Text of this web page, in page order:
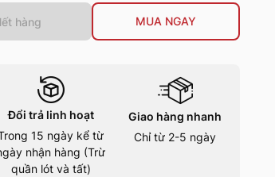
hàng MUA NGAY
Đổi trả linh hoạt
15 ngày kể từ
nhận hàng (Trừ
quần lót và tất)
Giao hàng nhanh
Chỉ từ 2-5 ngày